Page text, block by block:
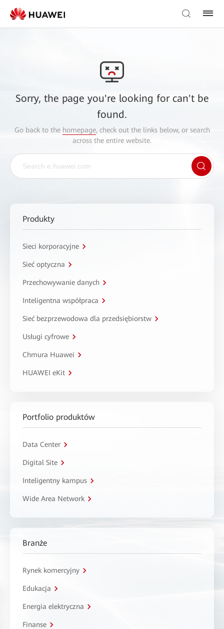
Sorry, the page you're looking for can't be
found.
Go back to the homepage, check out the links below, or search
across the entire website.
Produkty
Sieci korporacyjne
Sieć optyczna
Przechowywanie danych
Inteligentna współpraca
Sieć bezprzewodowa dla przedsiębiorstw
Usługi cyfrowe
Chmura Huawei
HUAWEI eKit
Portfolio produktów
Data Center
Digital Site
Inteligentny kampus
Wide Area Network
Branże
Rynek komercyjny
Edukacja
Energia elektryczna
Finanse